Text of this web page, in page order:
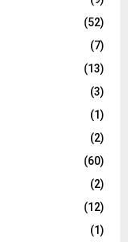
(52)
(7)
(13)
(3)
(1)
(2)
(60)
(2)
(12)
(1)